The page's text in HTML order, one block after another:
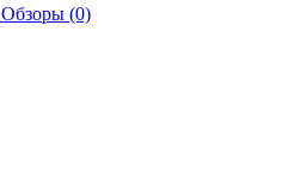
Обзоры (0)